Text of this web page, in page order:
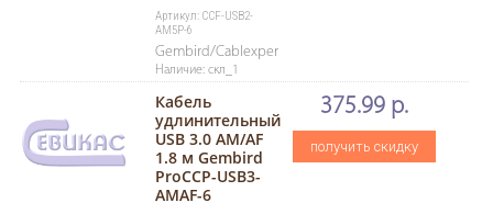
Артикул: CCF-USB2-
AM5P-6
Gembird/Cablexper
Наличие: скл_1
Кабель
удлинительный
USB 3.0 AM/AF
1.8 м Gembird
ProCCP-USB3-
AMAF-6
375.99 р.
получить скидку